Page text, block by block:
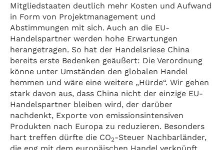
Mitgliedstaaten deutlich mehr Kosten und Aufwand
in Form von Projektmanagement und
Abstimmungen mit sich. Auch an die EU-
Handelspartner werden hohe Erwartungen
herangetragen. So hat der Handelsriese China
bereits erste Bedenken geäußert: Die Verordnung
könne unter Umständen den globalen Handel
hemmen und wäre eine weitere „Hürde“. Wir gehen
stark davon aus, dass China nicht der einzige EU-
Handelspartner bleiben wird, der darüber
nachdenkt, Exporte von emissionsintensiven
Produkten nach Europa zu reduzieren. Besonders
hart treffen dürfte die CO2-Steuer Nachbarländer,